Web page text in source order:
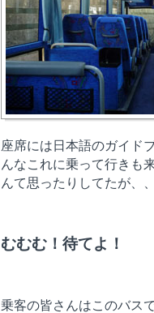
座席には日本語のガイド
んなこれに乗って行きも
んて思ったりしてたが、
むむむ！待てよ！
乗客の皆さんはこのバス